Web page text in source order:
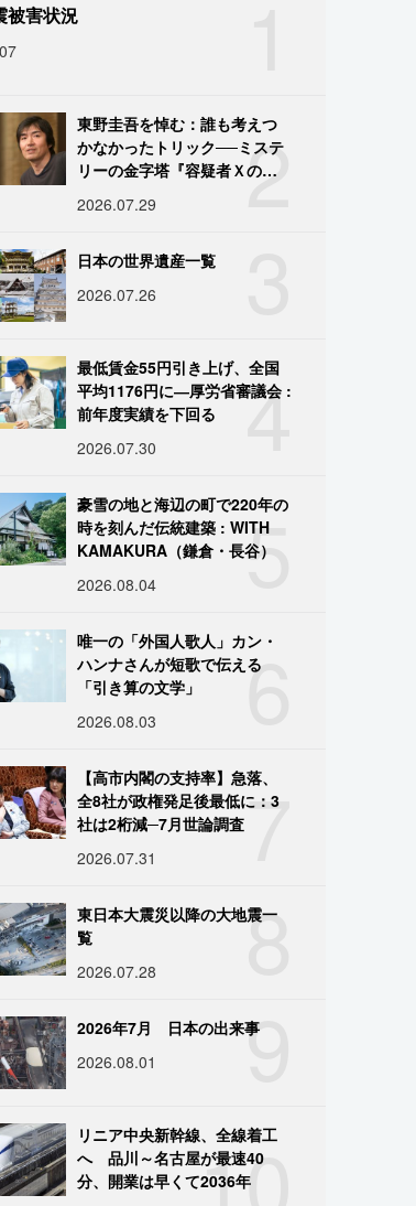
被害状況
2
東野圭吾を悼む：誰も考えつ
かなかったトリック──ミステ
リーの金字塔『容疑者Ｘの献
2026.07.29
日本の世界遺産一覧
2026.07.26
4
最低賃金55円引き上げ、全国
平均1176円に―厚労省審議会 :
前年度実績を下回る
2026.07.30
5
豪雪の地と海辺の町で220年の
時を刻んだ伝統建築 : WITH
KAMAKURA（鎌倉・長谷）
2026.08.04
6
唯一の「外国人歌人」カン・
ハンナさんが短歌で伝える
「引き算の文学」
2026.08.03
7
【高市内閣の支持率】急落、
全8社が政権発足後最低に：3
社は2桁減─7月世論調査
2026.07.31
8
東日本大震災以降の大地震一
覧
2026.07.28
9
2026年7月 日本の出来事
2026.08.01
10
リニア中央新幹線、全線着工
へ 品川～名古屋が最速40
分、開業は早くて2036年